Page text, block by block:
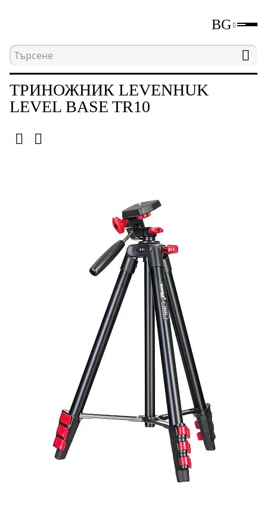
BG
Начална страница
ТРИНОЖНИК LEVENHUK
LEVEL BASE TR10